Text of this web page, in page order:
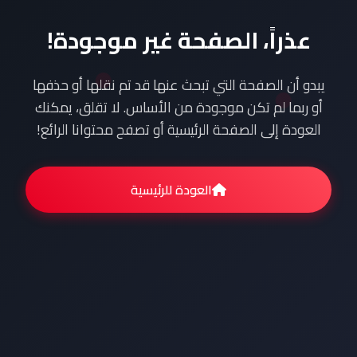
عذراً، الصفحة غير موجودة!
يبدو أن الصفحة التي تبحث عنها قد تم نقلها أو حذفها
أو ربما لم تكن موجودة من الأساس. لا تقلق، يمكنك
العودة إلى الصفحة الرئيسية أو تصفح محتوانا الرائع!
العودة للرئيسية